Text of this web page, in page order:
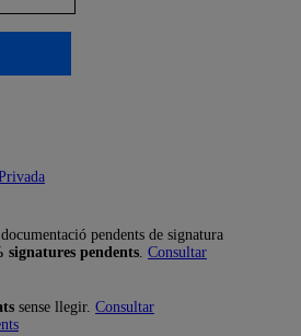
pendents de signatura
pendents. Consultar
sense llegir. Consultar